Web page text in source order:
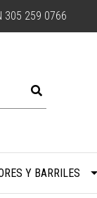
305 259 0766
Y BARRILES